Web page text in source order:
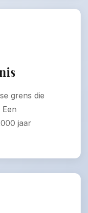
grens die
jaar